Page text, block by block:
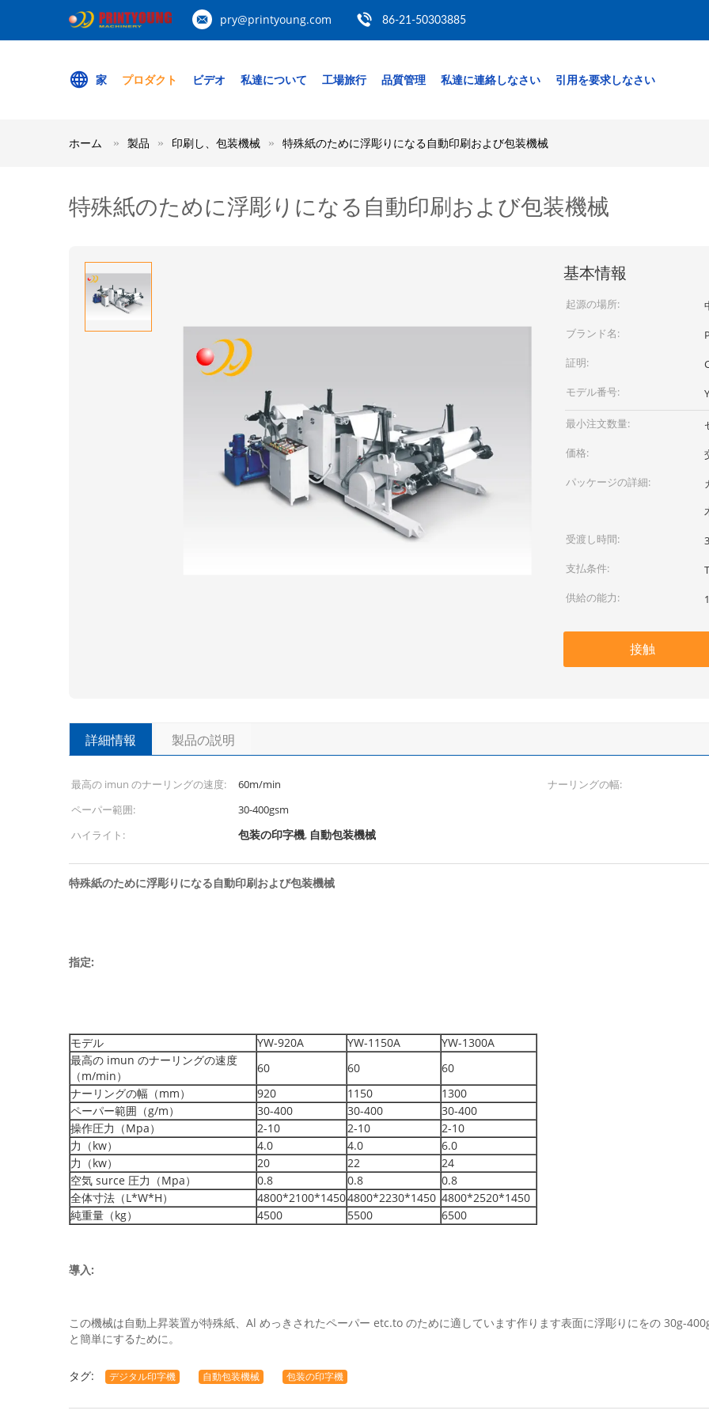
pry@printyoung.com 86-21-50303885
家 プロダクト ビデオ 私達について 工場旅行 品質管理 私達に連絡しなさい 引用を要求しなさい
ホーム 製品 印刷し、包装機械 特殊紙のために浮彫りになる自動印刷および包装機械
特殊紙のために浮彫りになる自動印刷および包装機械
基本情報
起源の場所:
ブランド名:
証明:
モデル番号:
最小注文数量:
価格:
パッケージの詳細:
受渡し時間:
支払条件:
供給の能力:
接触
詳細情報 製品の説明
最高の imun のナーリングの速度: 60m/min ナーリングの幅:
ペーパー範囲:
30-400gsm
ハイライト:
包装の印字機, 自動包装機械
特殊紙のために浮彫りになる自動印刷および包装機械
指定:
モデル YW-920A YW-1150A
YW-1300A
最高の imun のナーリングの速度
（m/min）
60 60
60
ナーリングの幅（mm）
920 1150
1300
ペーパー範囲（g/m）
30-400 30-400
30-400
操作圧力（Mpa）
2-10 2-10
2-10
力（kw）
4.0 4.0
6.0
力（kw）
20 22
24
空気 surce 圧力（Mpa）
0.8 0.8
0.8
全体寸法（L*W*H）
4800*2100*14504800*2230*1450 4800*2520*1450
純重量（kg）
4500 5500 6500
導入:
この機械は自動上昇装置が特殊紙、Al めっきされたペーパー etc.to のために適しています作ります表面に浮彫りにをの 30g-
と簡単にするために。
タグ: デジタル印字機 自動包装機械 包装の印字機